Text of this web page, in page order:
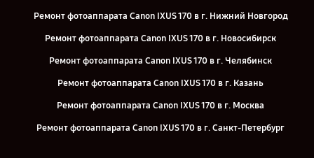
Ремонт фотоаппарата Canon IXUS 170 в г. Нижний Новгород
Ремонт фотоаппарата Canon IXUS 170 в г. Новосибирск
Ремонт фотоаппарата Canon IXUS 170 в г. Челябинск
Ремонт фотоаппарата Canon IXUS 170 в г. Казань
Ремонт фотоаппарата Canon IXUS 170 в г. Москва
Ремонт фотоаппарата Canon IXUS 170 в г. Санкт-Петербург